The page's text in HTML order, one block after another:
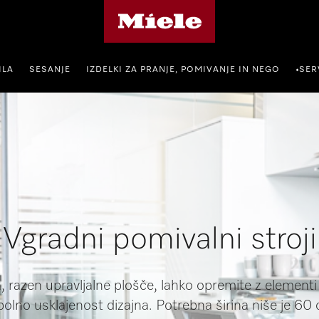
SESANJE IZDELKI ZA PRANJE, POMIVANJE IN NEGO •
Vgradni pomivalni stroji
upravljalne plošče, lahko opremite z
usklajenost dizajna. Potrebna širina niše je 60